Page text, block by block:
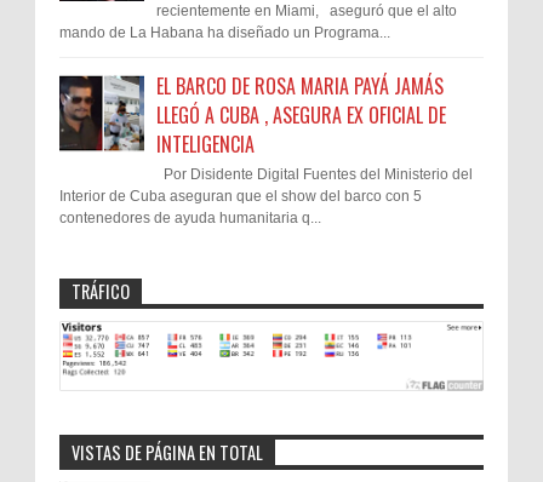
recientemente en Miami, aseguró que el alto
mando de La Habana ha diseñado un Programa...
EL BARCO DE ROSA MARIA PAYÁ JAMÁS
LLEGÓ A CUBA , ASEGURA EX OFICIAL DE
INTELIGENCIA
Por Disidente Digital Fuentes del Ministerio del
Interior de Cuba aseguran que el show del barco con 5
contenedores de ayuda humanitaria q...
TRÁFICO
VISTAS DE PÁGINA EN TOTAL